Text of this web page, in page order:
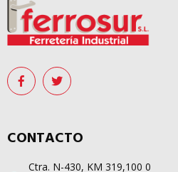
CONTACTO
Ctra. N-430, KM 319,100 0